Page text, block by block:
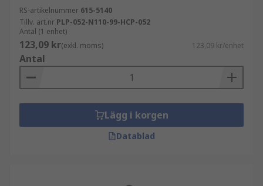
RS-artikelnummer 615-5140
Tillv. art.nr PLP-052-N110-99-HCP-052
Antal (1 enhet)
123,09 kr(exkl. moms) 123,09 kr/enhet
Antal
Lägg i korgen
Datablad